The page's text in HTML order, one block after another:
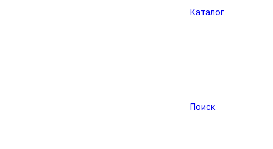
Каталог
Поиск